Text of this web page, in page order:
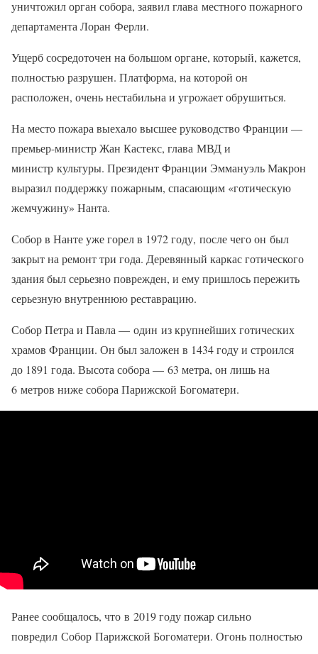
уничтожил орган собора, заявил глава местного пожарного
департамента Лоран Ферли.
Ущерб сосредоточен на большом органе, который, кажется,
полностью разрушен. Платформа, на которой он
расположен, очень нестабильна и угрожает обрушиться.
На место пожара выехало высшее руководство Франции —
премьер-министр Жан Кастекс, глава МВД и
министр культуры. Президент Франции Эммануэль Макрон
выразил поддержку пожарным, спасающим «готическую
жемчужину» Нанта.
Собор в Нанте уже горел в 1972 году, после чего он был
закрыт на ремонт три года. Деревянный каркас готического
здания был серьезно поврежден, и ему пришлось пережить
серьезную внутреннюю реставрацию.
Собор Петра и Павла — один из крупнейших готических
храмов Франции. Он был заложен в 1434 году и строился
до 1891 года. Высота собора — 63 метра, он лишь на
6 метров ниже собора Парижской Богоматери.
Ранее сообщалось, что в 2019 году пожар сильно
повредил Собор Парижской Богоматери. Огонь полностью